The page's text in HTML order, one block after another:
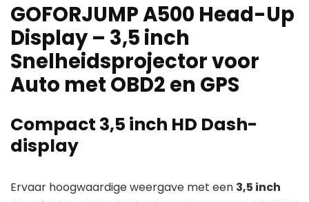
GOFORJUMP A500 Head-Up
Display – 3,5 inch
Snelheidsprojector voor
Auto met OBD2 en GPS
Compact 3,5 inch HD Dash-
display
Ervaar hoogwaardige weergave met een 3,5 inch